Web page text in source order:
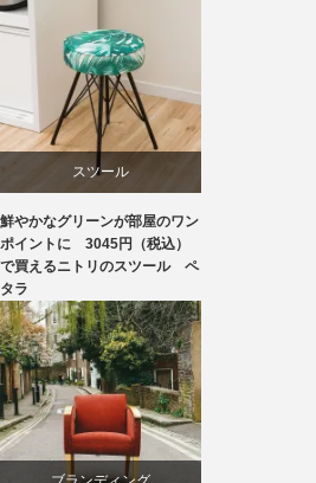
ビーチ
ブランディング
椅子
スツール
ニトリ
椅子
鮮やかなグリーンが部屋のワン
ポイントに 3045円（税込）
で買えるニトリのスツール ペ
タラ